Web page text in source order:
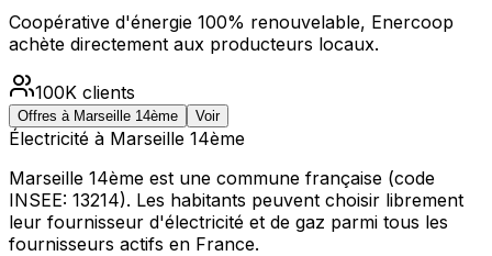
Coopérative d'énergie 100% renouvelable, Enercoop
achète directement aux producteurs locaux.
100K clients
Offres à Marseille 14ème Voir
Électricité à Marseille 14ème
Marseille 14ème est une commune française (code
INSEE: 13214). Les habitants peuvent choisir librement
leur fournisseur d'électricité et de gaz parmi tous les
fournisseurs actifs en France.